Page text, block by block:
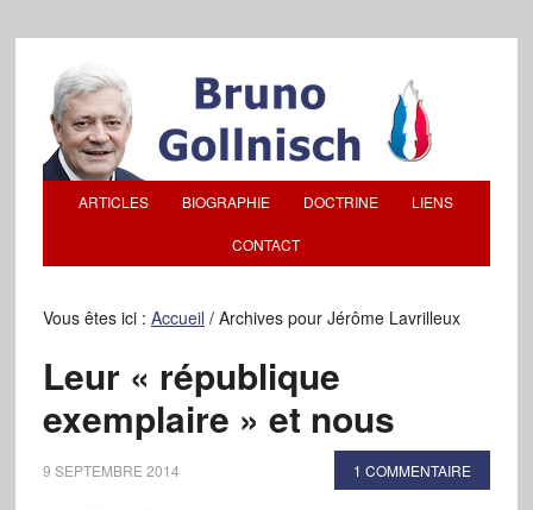
ARTICLES BIOGRAPHIE DOCTRINE LIENS
CONTACT
Vous êtes ici : Accueil /Archives pour Jérôme Lavrilleux
Leur « république
exemplaire » et nous
9 SEPTEMBRE 2014 1 COMMENTAIRE